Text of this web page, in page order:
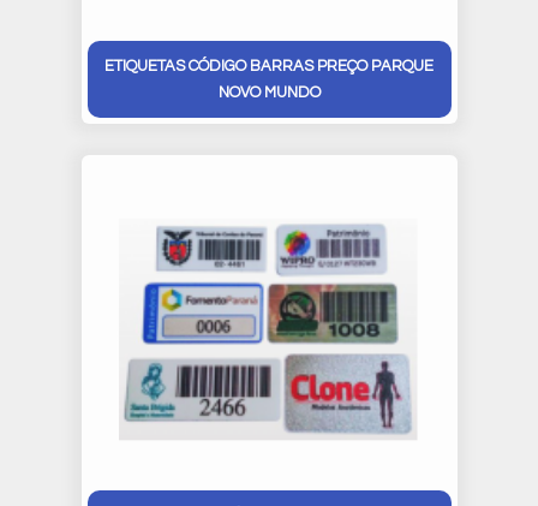
ETIQUETAS CÓDIGO BARRAS PREÇO PARQUE
NOVO MUNDO